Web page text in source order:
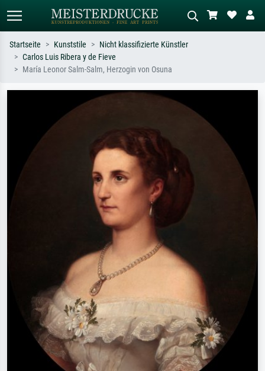
Standardsuche
oder Stilen – z.B. Monet,
Sternennacht, Impressionismus, Welle
Hokusai, Akt.
Wiese, Abstrakt mit viel Rot, Dunkles
Ölgemälde, Stehender Akt neben einem
Baum.
Startseite Kunststile
Nicht klassifizierte Künstler
Carlos Luis Ribera y de Fieve
María Leonor Salm-Salm, Herzogin von Osuna